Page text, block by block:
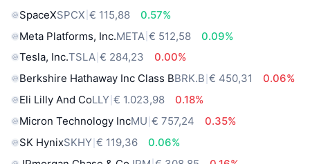
SpaceXSPCX € 115,88
0.57%
Meta Platforms, Inc.META € 512,58
0.09%
Tesla, Inc.TSLA € 284,23
0.00%
Berkshire Hathaway Inc Class BBRK.B € 450,31
0.06%
Eli Lilly And CoLLY € 1.023,98
0.18%
Micron Technology IncMU € 757,24
0.35%
SK HynixSKHY € 119,36
0.06%